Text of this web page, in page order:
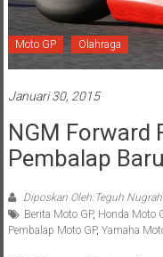
Moto GP Olahraga
Januari 30, 2015
NGM Forward
Pembalap
Diposkan Oleh:Teguh
Berita Moto GP, Honda Moto
Pembalap Moto GP, Yamaha